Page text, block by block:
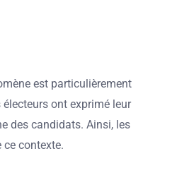
est particulièrement
ont exprimé leur
des candidats. Ainsi, les
contexte.